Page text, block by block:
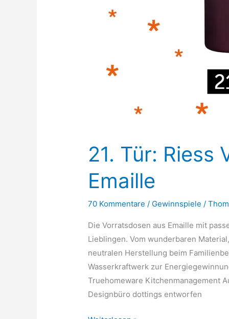
21. Tür: Riess
Emaille
70 Kommentare / Gewinnspiele /
Die Vorratsdosen aus Emaille mit
Lieblingen. Vom wunderbaren
neutralen Herstellung beim
Wasserkraftwerk zur
Truehomeware Kitchenmanagement
Designbüro dottings entworfen